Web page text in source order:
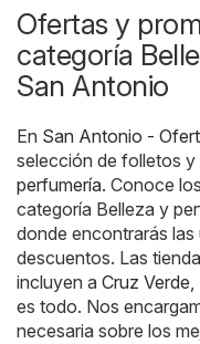
Ofertas y
categoría
San Antonio
En San Antonio -
selección de folletos
perfumería. Conoce
categoría Belleza y
donde encontrarás
descuentos. Las
incluyen a Cruz Verde,
es todo. Nos
necesaria sobre los